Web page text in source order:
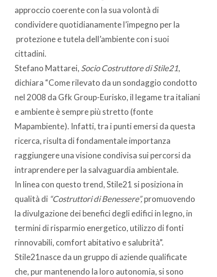
approccio coerente con la sua volontà di
condividere quotidianamente l’impegno per la
protezione e tutela dell’ambiente con i suoi
cittadini.
Stefano Mattarei, Socio Costruttore di Stile21,
dichiara “Come rilevato da un sondaggio condotto
nel 2008 da Gfk Group-Eurisko, il legame tra italiani
e ambiente è sempre più stretto (fonte
Mapambiente). Infatti, tra i punti emersi da questa
ricerca, risulta di fondamentale importanza
raggiungere una visione condivisa sui percorsi da
intraprendere per la salvaguardia ambientale.
In linea con questo trend, Stile21 si posiziona in
qualità di “Costruttori di Benessere”,promuovendo
la divulgazione dei benefici degli edifici in legno, in
termini di risparmio energetico, utilizzo di fonti
rinnovabili, comfort abitativo e salubrità”.
Stile21nasce da un gruppo di aziende qualificate
che, pur mantenendo la loro autonomia, si sono